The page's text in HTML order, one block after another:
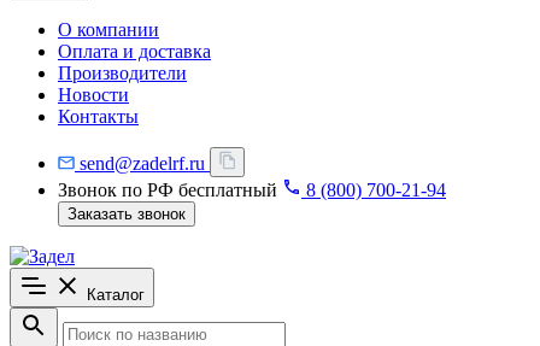
О компании
Оплата и доставка
Производители
Новости
Контакты
send@zadelrf.ru
Звонок по РФ бесплатный
8 (800) 700-21-94
Заказать звонок
Каталог